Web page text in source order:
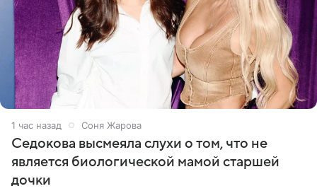
1 час назад Соня Жарова
Седокова высмеяла слухи о том, что не
является биологической мамой старшей
дочки